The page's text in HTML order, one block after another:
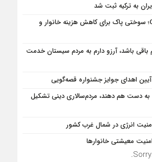
به ترکیه ثبت شد
مزیت قیمتی CNG؛ سوختی پاک برای کاهش هزینه خانوار و
باقی باشد، آرزو دارم به مردم سیستان خدمت
اهدای جوایز جشنواره قصه‌گویی
دست هم دهند، مردم‌سالاری دینی تشکیل
انرژی در شمال‌ غرب کشور
معیشتی خانوارها